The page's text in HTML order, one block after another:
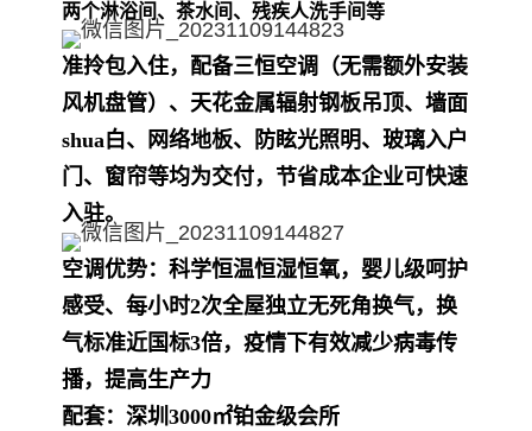
两个淋浴间、茶水间、残疾人洗手间等
准拎包入住，配备三恒空调（无需额外安装
风机盘管）、天花金属辐射钢板吊顶、墙面
shua白、网络地板、防眩光照明、玻璃入户
门、窗帘等均为交付，节省成本企业可快速
入驻。
空调优势： 科学恒温恒湿恒氧，婴儿级呵护
感受、每小时2次全屋独立无死角换气，换
气标准近国标3倍，疫情下有效减少病毒传
播，提高生产力
配套： 深圳3000㎡铂金级会所